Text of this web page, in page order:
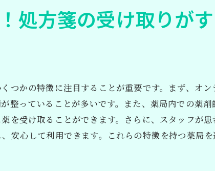
ら信頼される薬局の特徴
コミで見る薬局の実態
の流れを徹底解説
予約の方法を比較
処方箋の受け取りが
つかの特徴に注目することが重要です。まず、オ
整っていることが多いです。また、薬局内での薬
を受け取ることができます。さらに、スタッフが
安心して利用できます。これらの特徴を持つ薬局